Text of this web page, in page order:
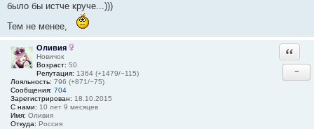
было бы истче круче...)))
Тем не менее,
Оливия
Новичок
Возраст: 50
Репутация: 1364 (+1479/−115)
Лояльность: 796 (+871/−75)
Сообщения: 704
Зарегистрирован: 18.10.2015
С нами: 10 лет 9 месяцев
Имя: Оливия
Откуда: Россия
−